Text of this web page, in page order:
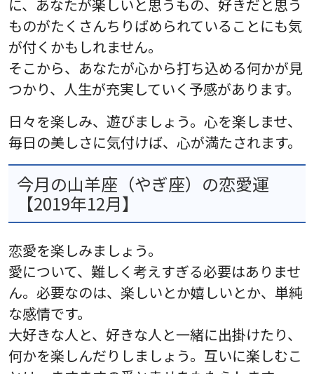
に、あなたが楽しいと思うもの、好きだと思う
ものがたくさんちりばめられていることにも気
が付くかもしれません。
そこから、あなたが心から打ち込める何かが見
つかり、人生が充実していく予感があります。
日々を楽しみ、遊びましょう。心を楽しませ、
毎日の美しさに気付けば、心が満たされます。
今月の山羊座（やぎ座）の恋愛運
【2019年12月】
恋愛を楽しみましょう。
愛について、難しく考えすぎる必要はありませ
ん。必要なのは、楽しいとか嬉しいとか、単純
な感情です。
大好きな人と、好きな人と一緒に出掛けたり、
何かを楽しんだりしましょう。互いに楽しむこ